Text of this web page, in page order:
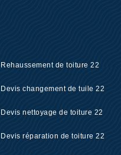
Rehaussement de toiture 22
Devis changement de tuile 22
Devis nettoyage de toiture 22
Devis réparation de toiture 22